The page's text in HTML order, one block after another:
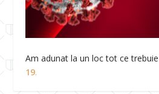
Am adunat la un loc tot ce
19.